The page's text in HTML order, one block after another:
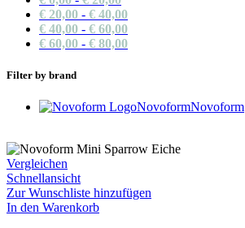
€ 20,00 - € 40,00
€ 40,00 - € 60,00
€ 60,00 - € 80,00
Filter by brand
NovoformNovoform
Vergleichen
Schnellansicht
Zur Wunschliste hinzufügen
In den Warenkorb